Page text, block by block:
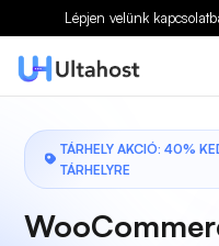
Lépjen velünk
TÁRHELY AKCIÓ: 40%
TÁRHELYRE